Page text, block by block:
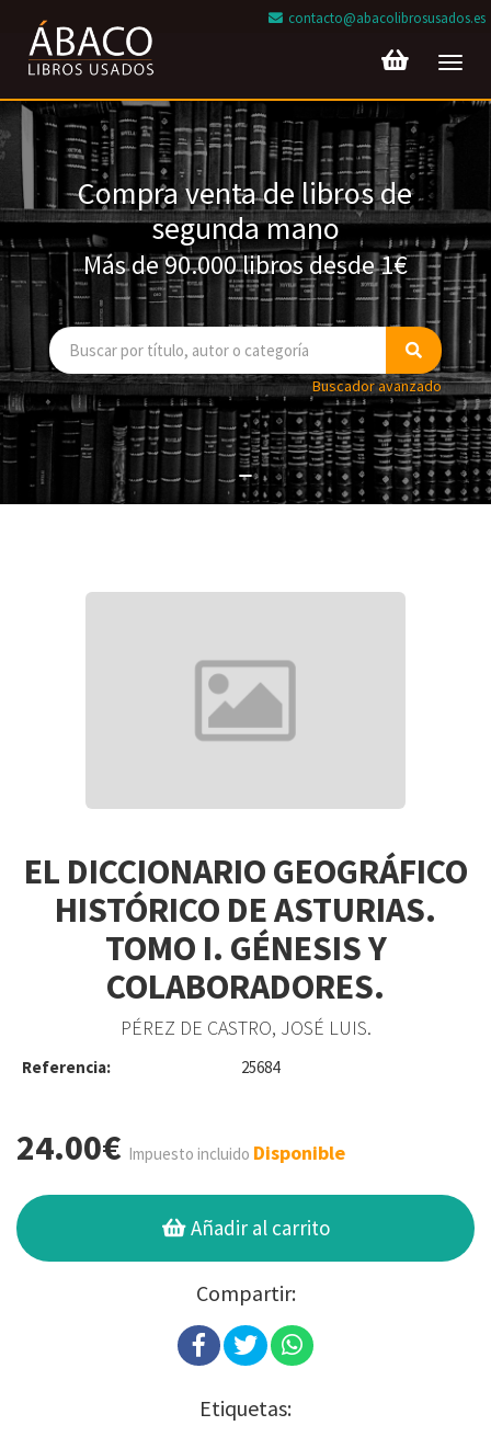
contacto@abacolibrosusados.es
Compra venta de libros de
segunda mano
Más de 90.000 libros desde 1€
Buscador avanzado
EL DICCIONARIO GEOGRÁFICO
HISTÓRICO DE ASTURIAS.
TOMO I. GÉNESIS Y
COLABORADORES.
PÉREZ DE CASTRO, JOSÉ LUIS.
Referencia: 25684
24.00€ Impuesto incluido Disponible
Añadir al carrito
Compartir:
Etiquetas: